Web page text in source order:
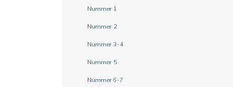
Nummer 1
Nummer 2
Nummer 3-4
Nummer 5
Nummer 6-7